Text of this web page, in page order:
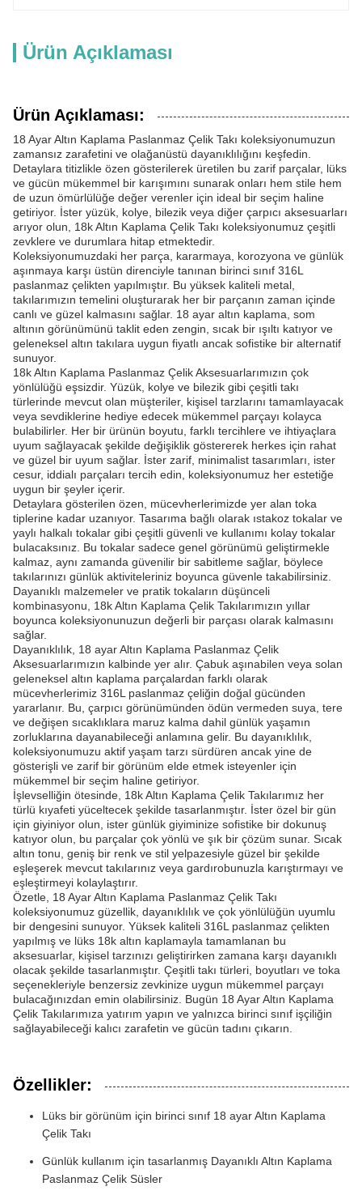
Ürün Açıklaması
Ürün Açıklaması:
18 Ayar Altın Kaplama Paslanmaz Çelik Takı koleksiyonumuzun
zamansız zarafetini ve olağanüstü dayanıklılığını keşfedin.
Detaylara titizlikle özen gösterilerek üretilen bu zarif parçalar, lüks
ve gücün mükemmel bir karışımını sunarak onları hem stile hem
de uzun ömürlülüğe değer verenler için ideal bir seçim haline
getiriyor. İster yüzük, kolye, bilezik veya diğer çarpıcı aksesuarları
arıyor olun, 18k Altın Kaplama Çelik Takı koleksiyonumuz çeşitli
zevklere ve durumlara hitap etmektedir.
Koleksiyonumuzdaki her parça, kararmaya, korozyona ve günlük
aşınmaya karşı üstün direnciyle tanınan birinci sınıf 316L
paslanmaz çelikten yapılmıştır. Bu yüksek kaliteli metal,
takılarımızın temelini oluşturarak her bir parçanın zaman içinde
canlı ve güzel kalmasını sağlar. 18 ayar altın kaplama, som
altının görünümünü taklit eden zengin, sıcak bir ışıltı katıyor ve
geleneksel altın takılara uygun fiyatlı ancak sofistike bir alternatif
sunuyor.
18k Altın Kaplama Paslanmaz Çelik Aksesuarlarımızın çok
yönlülüğü eşsizdir. Yüzük, kolye ve bilezik gibi çeşitli takı
türlerinde mevcut olan müşteriler, kişisel tarzlarını tamamlayacak
veya sevdiklerine hediye edecek mükemmel parçayı kolayca
bulabilirler. Her bir ürünün boyutu, farklı tercihlere ve ihtiyaçlara
uyum sağlayacak şekilde değişiklik göstererek herkes için rahat
ve güzel bir uyum sağlar. İster zarif, minimalist tasarımları, ister
cesur, iddialı parçaları tercih edin, koleksiyonumuz her estetiğe
uygun bir şeyler içerir.
Detaylara gösterilen özen, mücevherlerimizde yer alan toka
tiplerine kadar uzanıyor. Tasarıma bağlı olarak ıstakoz tokalar ve
yaylı halkalı tokalar gibi çeşitli güvenli ve kullanımı kolay tokalar
bulacaksınız. Bu tokalar sadece genel görünümü geliştirmekle
kalmaz, aynı zamanda güvenilir bir sabitleme sağlar, böylece
takılarınızı günlük aktiviteleriniz boyunca güvenle takabilirsiniz.
Dayanıklı malzemeler ve pratik tokaların düşünceli
kombinasyonu, 18k Altın Kaplama Çelik Takılarımızın yıllar
boyunca koleksiyonunuzun değerli bir parçası olarak kalmasını
sağlar.
Dayanıklılık, 18 ayar Altın Kaplama Paslanmaz Çelik
Aksesuarlarımızın kalbinde yer alır. Çabuk aşınabilen veya solan
geleneksel altın kaplama parçalardan farklı olarak
mücevherlerimiz 316L paslanmaz çeliğin doğal gücünden
yararlanır. Bu, çarpıcı görünümünden ödün vermeden suya, tere
ve değişen sıcaklıklara maruz kalma dahil günlük yaşamın
zorluklarına dayanabileceği anlamına gelir. Bu dayanıklılık,
koleksiyonumuzu aktif yaşam tarzı sürdüren ancak yine de
gösterişli ve zarif bir görünüm elde etmek isteyenler için
mükemmel bir seçim haline getiriyor.
İşlevselliğin ötesinde, 18k Altın Kaplama Çelik Takılarımız her
türlü kıyafeti yüceltecek şekilde tasarlanmıştır. İster özel bir gün
için giyiniyor olun, ister günlük giyiminize sofistike bir dokunuş
katıyor olun, bu parçalar çok yönlü ve şık bir çözüm sunar. Sıcak
altın tonu, geniş bir renk ve stil yelpazesiyle güzel bir şekilde
eşleşerek mevcut takılarınız veya gardırobunuzla karıştırmayı ve
eşleştirmeyi kolaylaştırır.
Özetle, 18 Ayar Altın Kaplama Paslanmaz Çelik Takı
koleksiyonumuz güzellik, dayanıklılık ve çok yönlülüğün uyumlu
bir dengesini sunuyor. Yüksek kaliteli 316L paslanmaz çelikten
yapılmış ve lüks 18k altın kaplamayla tamamlanan bu
aksesuarlar, kişisel tarzınızı geliştirirken zamana karşı dayanıklı
olacak şekilde tasarlanmıştır. Çeşitli takı türleri, boyutları ve toka
seçenekleriyle benzersiz zevkinize uygun mükemmel parçayı
bulacağınızdan emin olabilirsiniz. Bugün 18 Ayar Altın Kaplama
Çelik Takılarımıza yatırım yapın ve yalnızca birinci sınıf işçiliğin
sağlayabileceği kalıcı zarafetin ve gücün tadını çıkarın.
Özellikler:
Lüks bir görünüm için birinci sınıf 18 ayar Altın Kaplama
Çelik Takı
Günlük kullanım için tasarlanmış Dayanıklı Altın Kaplama
Paslanmaz Çelik Süsler